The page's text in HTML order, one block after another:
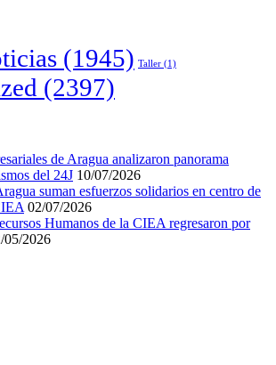
(1945) Taller (1)
(2397)
de Aragua analizaron panorama
del 24J 10/07/2026
suman esfuerzos solidarios en centro de
02/07/2026
Humanos de la CIEA regresaron por
05/2026